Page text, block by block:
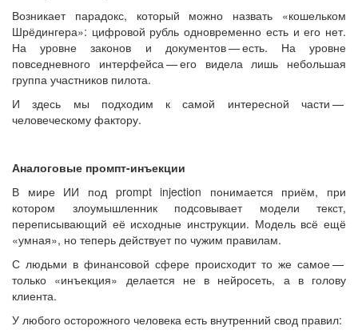
Возникает парадокс, который можно назвать «кошельком
Шрёдингера»: цифровой рубль одновременно есть и его нет.
На уровне законов и документов — ​есть. На уровне
повседневного интерфейса — ​его видела лишь небольшая
группа участников пилота.
И здесь мы подходим к самой интересной части — ​
человеческому фактору.
Аналоговые промпт-инъекции
В мире ИИ под prompt injection понимается приём, при
котором злоумышленник подсовывает модели текст,
переписывающий её исходные инструкции. Модель всё ещё
«умная», но теперь действует по чужим правилам.
С людьми в финансовой сфере происходит то же самое — ​
только «инъекция» делается не в нейросеть, а в голову
клиента.
У любого осторожного человека есть внутренний свод правил: